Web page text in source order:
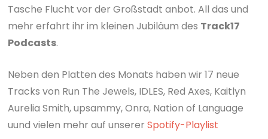
Tasche Flucht vor der Großstadt anbot. All das und
mehr erfahrt ihr im kleinen Jubiläum des Track17
Podcasts.
Neben den Platten des Monats haben wir 17 neue
Tracks von Run The Jewels, IDLES, Red Axes, Kaitlyn
Aurelia Smith, upsammy, Onra, Nation of Language
uund vielen mehr auf unsererSpotify-Playlist